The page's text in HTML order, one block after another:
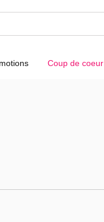
Coup de coeur